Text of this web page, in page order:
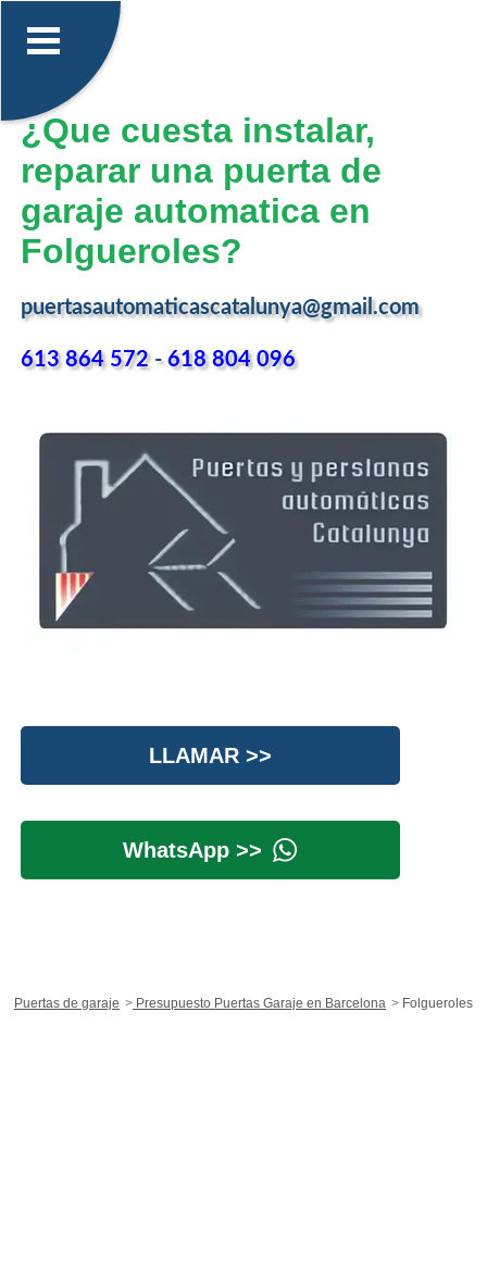
¿Que cuesta instalar,
reparar una puerta de
garaje automatica en
Folgueroles?
puertasautomaticascatalunya@gmail.com
613 864 572-618 804 096
LLAMAR >>
WhatsApp >>
Puertas de garaje Presupuesto Puertas Garaje en Barcelona Folgueroles